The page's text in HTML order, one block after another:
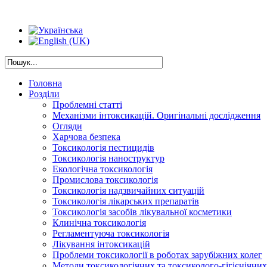
Головна
Розділи
Проблемні статті
Механізми інтоксикацій. Оригінальні дослідження
Огляди
Харчова безпека
Токсикологія пестицидів
Токсикологія наноструктур
Екологічна токсикологія
Промислова токсикологія
Токсикологія надзвичайних ситуацій
Токсикологія лікарських препаратів
Токсикологія засобів лікувальної косметики
Клинічна токсикологія
Регламентуюча токсикологія
Лікування інтоксикацій
Проблеми токсикології в роботах зарубіжних колег